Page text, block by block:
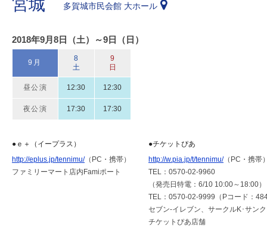
宮城 多賀城市民会館 大ホール
2018年9月8日（土）～9日（日）
9月
8
土
9
日
昼公演 12:30 12:30
夜公演 17:30 17:30
●ｅ＋（イープラス）
http://eplus.jp/tennimu/（PC・携帯）
ファミリーマート店内Famiポート
●チケットぴあ
http://w.pia.jp/t/tennimu/（PC・携帯
TEL：0570-02-9960
（発売日特電：6/10 10:00～18:00）
TEL：0570-02-9999（Pコード：
セブン-イレブン、サークルK･サン
チケットぴあ店舗